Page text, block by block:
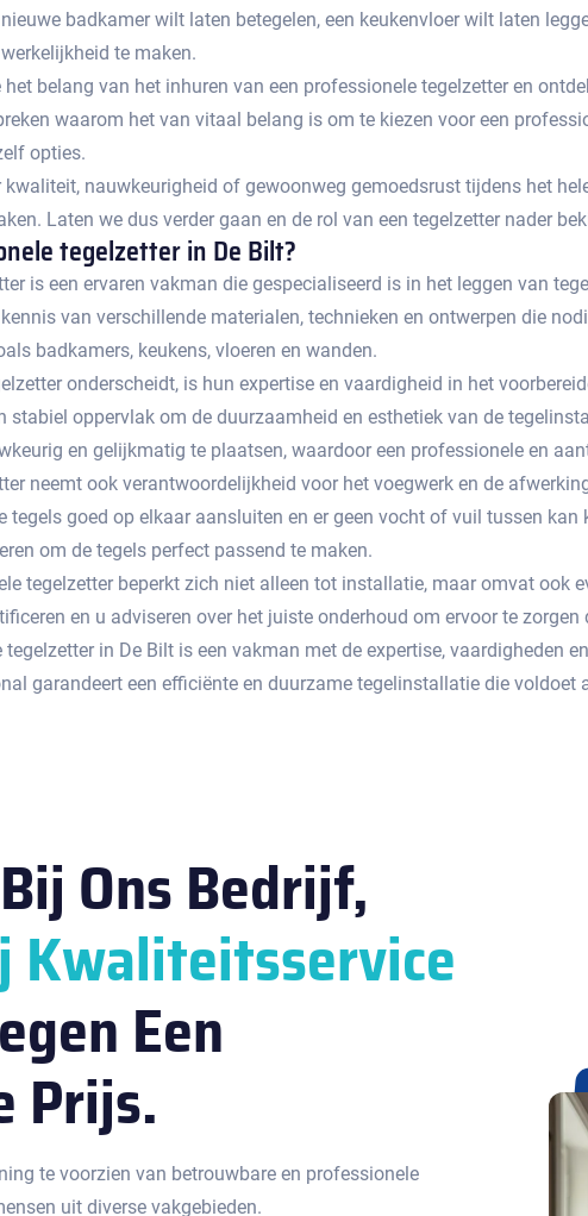
badkamer wilt laten betegelen, een keukenvloer wilt laten
te maken.​
belang van het inhuren van een professionele tegelzetter en
waarom het van vitaal belang is om te kiezen voor een
opties.​
nauwkeurigheid of gewoonweg gemoedsrust tijdens het
Laten we dus verder gaan en de rol van een tegelzetter nader
tegelzetter in De Bilt?​
is een ervaren vakman die gespecialiseerd is in het leggen van
van verschillende materialen, technieken en ontwerpen die
badkamers, keukens, vloeren en wanden.​
onderscheidt, is hun expertise en vaardigheid in het
stabiel oppervlak om de duurzaamheid en esthetiek van de
en gelijkmatig te plaatsen, waardoor een professionele en
neemt ook verantwoordelijkheid voor het voegwerk en de
tegels goed op elkaar aansluiten en er geen vocht of vuil tussen
om de tegels perfect passend te maken.​
tegelzetter beperkt zich niet alleen tot installatie, maar omvat ook
en u adviseren over het juiste onderhoud om ervoor te
in De Bilt is een vakman met de expertise, vaardigheden
garandeert een efficiënte en duurzame tegelinstallatie die voldoet
Ons Bedrijf,
Kwaliteitsservice
Een
Prijs.
te voorzien van betrouwbare en professionele
uit diverse vakgebieden.